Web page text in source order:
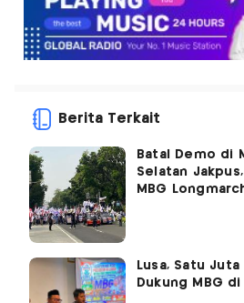
Berita Terkait
Batal Demo di
Selatan
MBG
Lusa, Satu
Dukung MBG